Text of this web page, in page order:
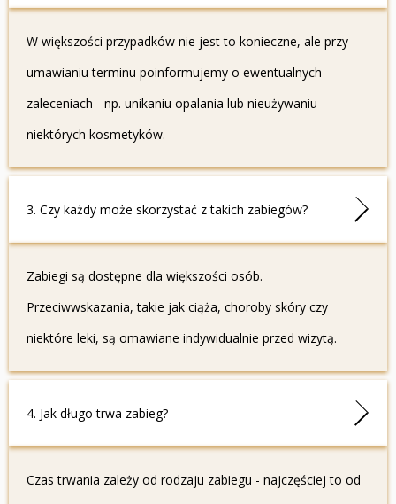
W większości przypadków nie jest to konieczne, ale przy
umawianiu terminu poinformujemy o ewentualnych
zaleceniach - np. unikaniu opalania lub nieużywaniu
niektórych kosmetyków.
3. Czy każdy może skorzystać z takich zabiegów?
Zabiegi są dostępne dla większości osób.
Przeciwwskazania, takie jak ciąża, choroby skóry czy
niektóre leki, są omawiane indywidualnie przed wizytą.
4. Jak długo trwa zabieg?
Czas trwania zależy od rodzaju zabiegu - najczęściej to od